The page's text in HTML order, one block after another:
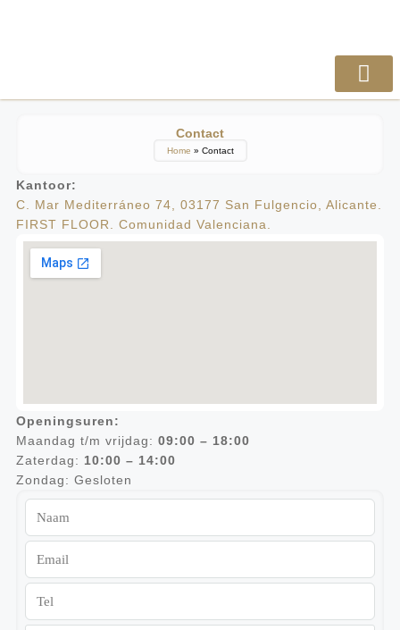
Contact
Home » Contact
Kantoor:
C. Mar Mediterráneo 74, 03177 San Fulgencio, Alicante.
FIRST FLOOR. Comunidad Valenciana.
Openingsuren:
Maandag t/m vrijdag: 09:00 – 18:00
Zaterdag: 10:00 – 14:00
Zondag: Gesloten